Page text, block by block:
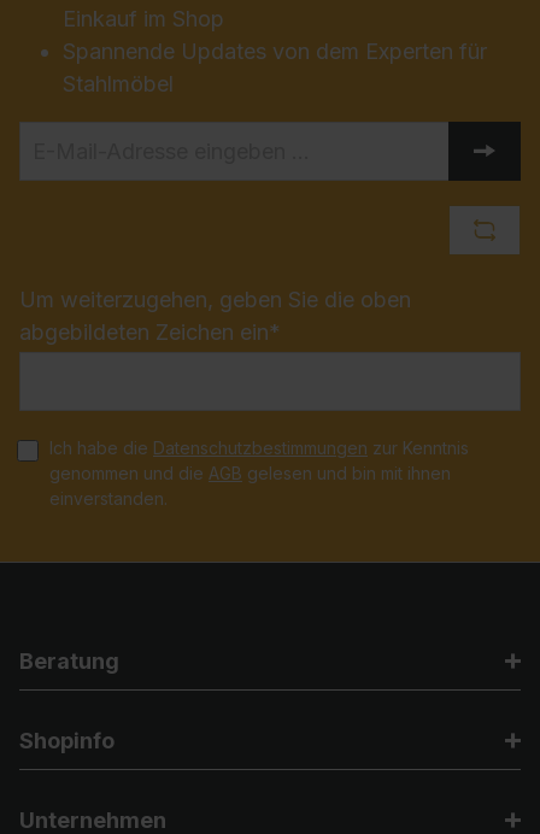
Einkauf im Shop
Spannende Updates von dem Experten für
Stahlmöbel
Um weiterzugehen, geben Sie die oben
abgebildeten Zeichen ein*
Ich habe die Datenschutzbestimmungen zur Kenntnis
genommen und die AGB gelesen und bin mit ihnen
einverstanden.
Beratung
Shopinfo
Unternehmen